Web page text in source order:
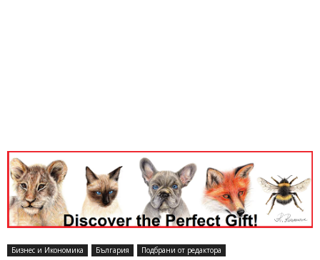
Бизнес и Икономика България Подбрани от редактора